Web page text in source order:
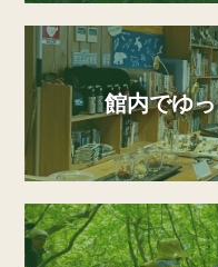
館内でゆ